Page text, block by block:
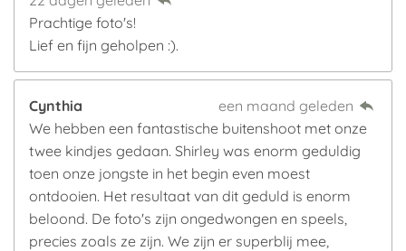
Prachtige foto's!
Lief en fijn geholpen :).
Cynthia
een maand geleden
We hebben een fantastische buitenshoot met onze
twee kindjes gedaan. Shirley was enorm geduldig
toen onze jongste in het begin even moest
ontdooien. Het resultaat van dit geduld is enorm
beloond. De foto's zijn ongedwongen en speels,
precies zoals ze zijn. We zijn er superblij mee,